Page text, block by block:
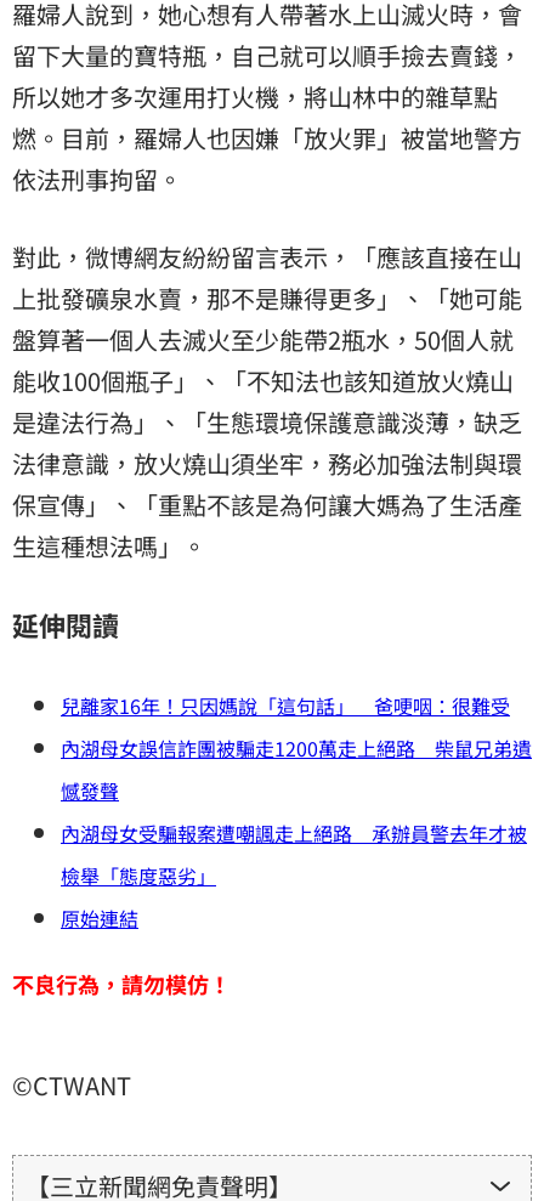
羅婦人說到，她心想有人帶著水上山滅火時，會
留下大量的寶特瓶，自己就可以順手撿去賣錢，
所以她才多次運用打火機，將山林中的雜草點
燃。目前，羅婦人也因嫌「放火罪」被當地警方
依法刑事拘留。
對此，微博網友紛紛留言表示，「應該直接在山
上批發礦泉水賣，那不是賺得更多」、「她可能
盤算著一個人去滅火至少能帶2瓶水，50個人就
能收100個瓶子」、「不知法也該知道放火燒山
是違法行為」、「生態環境保護意識淡薄，缺乏
法律意識，放火燒山須坐牢，務必加強法制與環
保宣傳」、「重點不該是為何讓大媽為了生活產
生這種想法嗎」。
延伸閱讀
兒離家16年！只因媽說「這句話」 爸哽咽：很難受
內湖母女誤信詐團被騙走1200萬走上絕路 柴鼠兄弟遺
憾發聲
內湖母女受騙報案遭嘲諷走上絕路 承辦員警去年才被
檢舉「態度惡劣」
原始連結
不良行為，請勿模仿！
©CTWANT
【三立新聞網免責聲明】